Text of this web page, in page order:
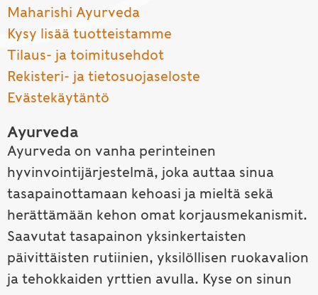
Maharishi Ayurveda
Kysy lisää tuotteistamme
Tilaus- ja toimitusehdot
Rekisteri- ja tietosuojaseloste
Evästekäytäntö
Ayurveda
Ayurveda on vanha perinteinen
hyvinvointijärjestelmä, joka auttaa sinua
tasapainottamaan kehoasi ja mieltä sekä
herättämään kehon omat korjausmekanismit.
Saavutat tasapainon yksinkertaisten
päivittäisten rutiinien, yksilöllisen ruokavalion
ja tehokkaiden yrttien avulla. Kyse on sinun